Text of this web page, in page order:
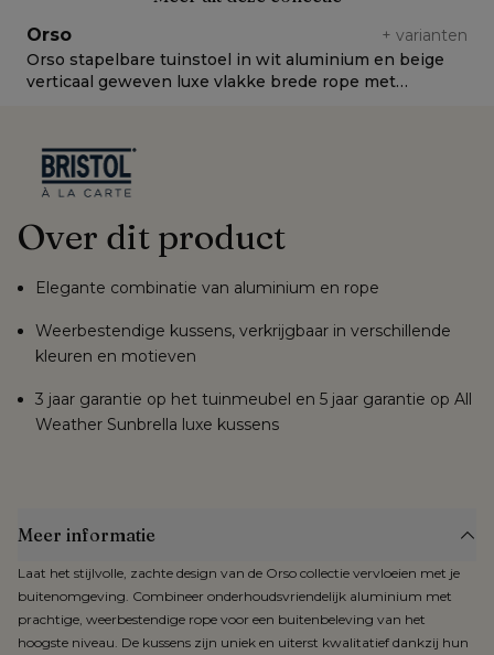
Orso + varianten
Orso stapelbare tuinstoel in wit aluminium en beige
verticaal geweven luxe vlakke brede rope met
Over dit product
Elegante combinatie van aluminium en rope
Weerbestendige kussens, verkrijgbaar in verschillende
kleuren en motieven
3 jaar garantie op het tuinmeubel en 5 jaar garantie op All
Weather Sunbrella luxe kussens
Meer informatie
Laat het stijlvolle, zachte design van de Orso collectie vervloeien met je
buitenomgeving. Combineer onderhoudsvriendelijk aluminium met
prachtige, weerbestendige rope voor een buitenbeleving van het
hoogste niveau. De kussens zijn uniek en uiterst kwalitatief dankzij hun